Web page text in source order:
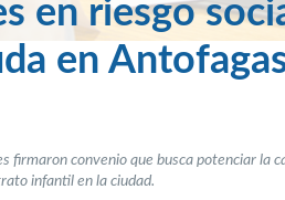
en riesgo
en
firmaron convenio que busca potenciar la
infantil en la ciudad.